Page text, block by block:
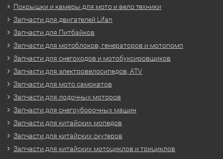
Покрышки и камеры для мото и вело техники
Запчасти для двигателей Lifan
Запчасти для Питбайков
Запчасти для мотоблоков, генераторов и мотопомп
Запчасти для снегоходов и мотобуксировщиков
Запчасти для электровелосипедов, ATV
Запчасти для мото самокатов
Запчасти для лодочных моторов
Запчасти для снегоуборочных машин
Запчасти для китайских мопедов
Запчасти для китайских скутеров
Запчасти для китайских мотоциклов и трициклов